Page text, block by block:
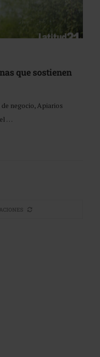
que sostienen
negocio, Apiarios
…